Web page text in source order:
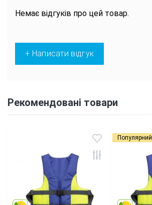
Немає відгуків про цей товар.
+ Написати відгук
Рекомендовані товари
Популярний